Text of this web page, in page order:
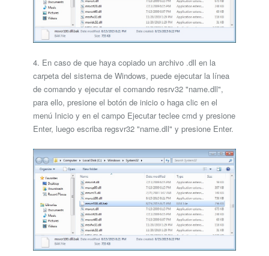
4. En caso de que haya copiado un archivo .dll en la
carpeta del sistema de Windows, puede ejecutar la línea
de comando y ejecutar el comando resrv32 "name.dll",
para ello, presione el botón de inicio o haga clic en el
menú Inicio y en el campo Ejecutar teclee cmd y presione
Enter, luego escriba regsvr32 "name.dll" y presione Enter.